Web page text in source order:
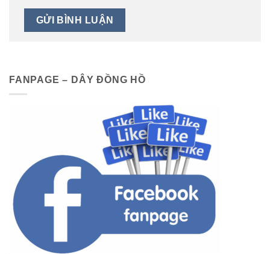
FANPAGE – DÂY ĐỒNG HỒ